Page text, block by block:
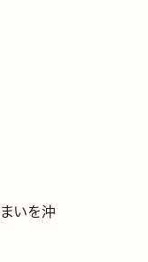
いを沖